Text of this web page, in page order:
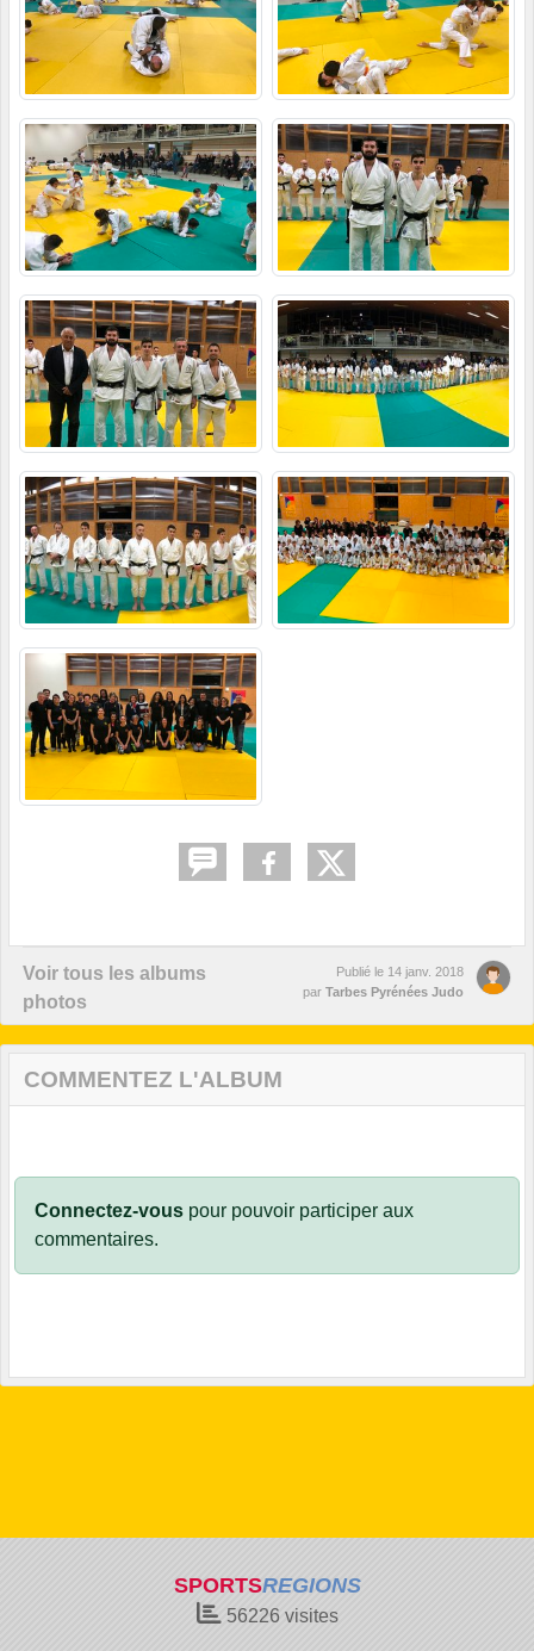
Voir tous les albums
photos
Publié le 14 janv. 2018
par Tarbes Pyrénées Judo
COMMENTEZ L'ALBUM
Connectez-vous pour pouvoir participer aux
commentaires.
SPORTSREGIONS
56226visites